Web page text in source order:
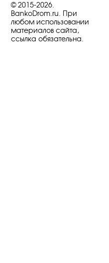
© 2015-2026.
BankoDrom.ru. При
любом использовании
материалов сайта,
ссылка обязательна.